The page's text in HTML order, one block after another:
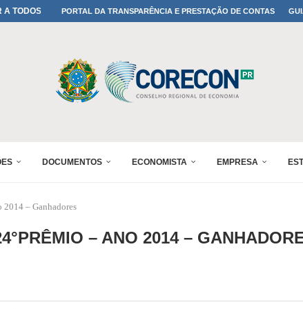
A TODOS OS PAIS!PORTAL DA TRANSPARÊNCIA E PRESTAÇÃO DE CONTAS
DOCUMENTOS ECONOMISTA EMPRESA
2014 – Ganhadores
– ANO 2014 –